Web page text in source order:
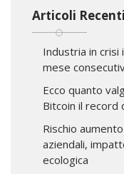
Articoli Recenti
Industria in
mese
Ecco quanto
Bitcoin il record
Rischio
aziendali,
ecologica